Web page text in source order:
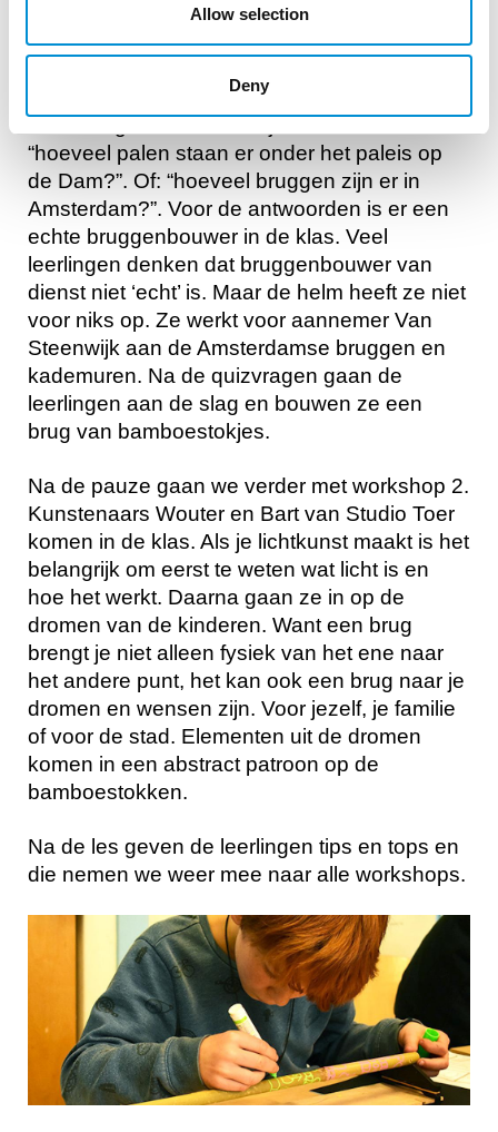
Allow selection
Deny
7 van de Dr. E. Boekmanschool. De leerlingen
worden getest op hun kennis over het
kademuren. Via een interactieve quiz komen
de leerlingen allerlei weetjes te weten, zoals
“hoeveel palen staan er onder het paleis op
de Dam?”. Of: “hoeveel bruggen zijn er in
Amsterdam?”. Voor de antwoorden is er een
echte bruggenbouwer in de klas. Veel
leerlingen denken dat bruggenbouwer van
dienst niet ‘echt’ is. Maar de helm heeft ze niet
voor niks op. Ze werkt voor aannemer Van
Steenwijk aan de Amsterdamse bruggen en
kademuren. Na de quizvragen gaan de
leerlingen aan de slag en bouwen ze een
brug van bamboestokjes.
Na de pauze gaan we verder met workshop 2.
Kunstenaars Wouter en Bart van Studio Toer
komen in de klas. Als je lichtkunst maakt is het
belangrijk om eerst te weten wat licht is en
hoe het werkt. Daarna gaan ze in op de
dromen van de kinderen. Want een brug
brengt je niet alleen fysiek van het ene naar
het andere punt, het kan ook een brug naar je
dromen en wensen zijn. Voor jezelf, je familie
of voor de stad. Elementen uit de dromen
komen in een abstract patroon op de
bamboestokken.
Na de les geven de leerlingen tips en tops en
die nemen we weer mee naar alle workshops.